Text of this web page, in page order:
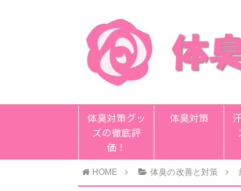
体臭対策グッ
ズの徹底評
価！
体臭対策
HOME 体臭の改善と対策